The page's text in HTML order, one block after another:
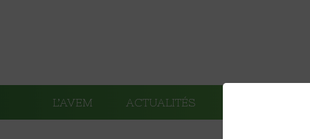
L’AVEM ACTUALITÉS